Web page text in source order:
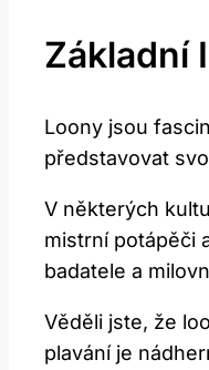
Základní
Loony jsou
představovat‍
V některých
mistrní potápěči
badatele a
Věděli jste, že​
plavání‍ je